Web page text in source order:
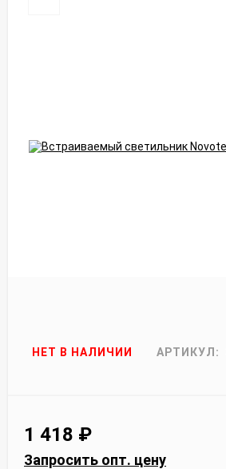
НЕТ В НАЛИЧИИ АРТИКУЛ:
1 418 ₽
Запросить опт. цену